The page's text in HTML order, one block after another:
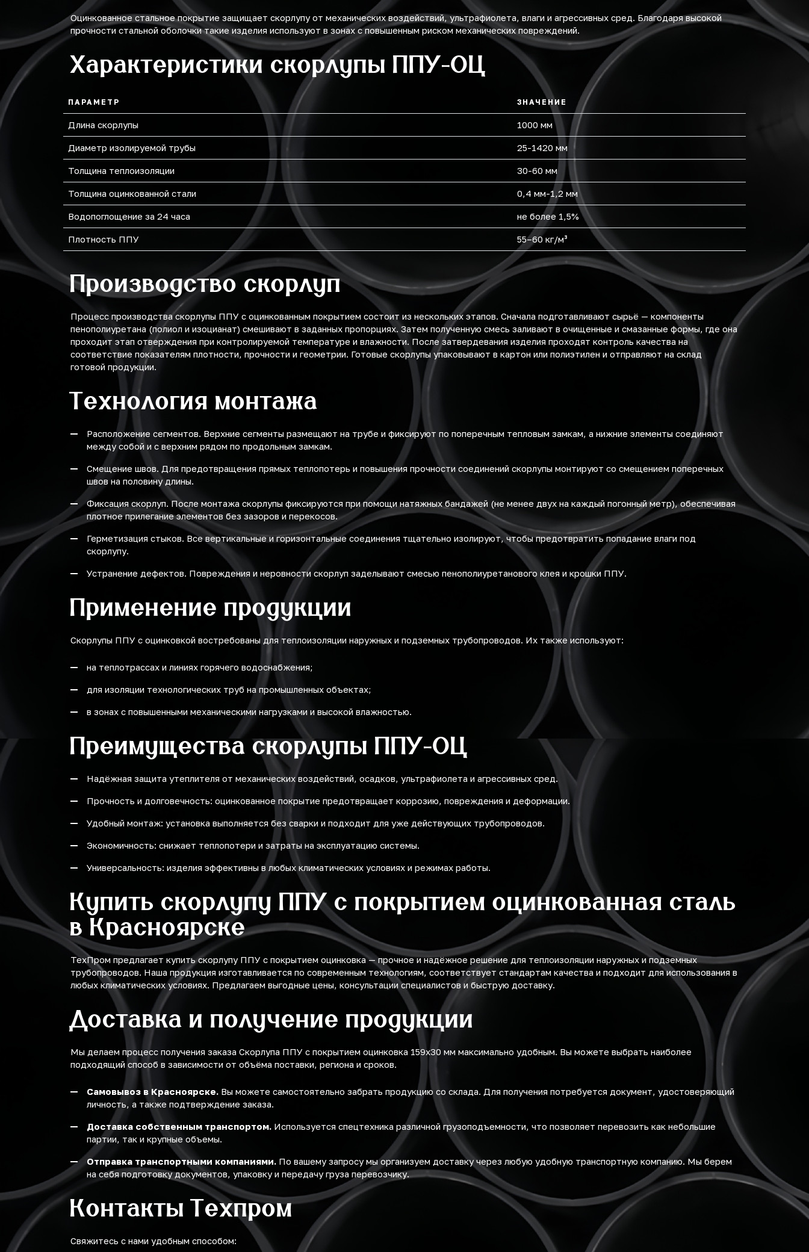
Оцинкованное стальное покрытие защищает скорлупу от механических воздействий, ультрафиолета, влаги и агрессивных сред. Благодаря высокой
прочности стальной оболочки такие изделия используют в зонах с повышенным риском механических повреждений.
Характеристики скорлупы ППУ-ОЦ
ПАРАМЕТР ЗНАЧЕНИЕ
Длина скорлупы 1000 мм
Диаметр изолируемой трубы 25-1420 мм
Толщина теплоизоляции 30-60 мм
Толщина оцинкованной стали 0,4 мм-1,2 мм
Водопоглощение за 24 часа не более 1,5%
Плотность ППУ 55–60 кг/м³
Производство скорлуп
Процесс производства скорлупы ППУ с оцинкованным покрытием состоит из нескольких этапов. Сначала подготавливают сырьё — компоненты
пенополиуретана (полиол и изоцианат) смешивают в заданных пропорциях. Затем полученную смесь заливают в очищенные и смазанные формы, где она
проходит этап отверждения при контролируемой температуре и влажности. После затвердевания изделия проходят контроль качества на
соответствие показателям плотности, прочности и геометрии. Готовые скорлупы упаковывают в картон или полиэтилен и отправляют на склад
готовой продукции.
Технология монтажа
Расположение сегментов. Верхние сегменты размещают на трубе и фиксируют по поперечным тепловым замкам, а нижние элементы соединяют
между собой и с верхним рядом по продольным замкам.
Смещение швов. Для предотвращения прямых теплопотерь и повышения прочности соединений скорлупы монтируют со смещением поперечных
швов на половину длины.
Фиксация скорлуп. После монтажа скорлупы фиксируются при помощи натяжных бандажей (не менее двух на каждый погонный метр), обеспечивая
плотное прилегание элементов без зазоров и перекосов.
Герметизация стыков. Все вертикальные и горизонтальные соединения тщательно изолируют, чтобы предотвратить попадание влаги под
скорлупу.
Устранение дефектов. Повреждения и неровности скорлуп заделывают смесью пенополиуретанового клея и крошки ППУ.
Применение продукции
Скорлупы ППУ с оцинковкой востребованы для теплоизоляции наружных и подземных трубопроводов. Их также используют:
на теплотрассах и линиях горячего водоснабжения;
для изоляции технологических труб на промышленных объектах;
в зонах с повышенными механическими нагрузками и высокой влажностью.
Преимущества скорлупы ППУ-ОЦ
Надёжная защита утеплителя от механических воздействий, осадков, ультрафиолета и агрессивных сред.
Прочность и долговечность: оцинкованное покрытие предотвращает коррозию, повреждения и деформации.
Удобный монтаж: установка выполняется без сварки и подходит для уже действующих трубопроводов.
Экономичность: снижает теплопотери и затраты на эксплуатацию системы.
Универсальность: изделия эффективны в любых климатических условиях и режимах работы.
Купить скорлупу ППУ с покрытием оцинкованная сталь
в Красноярске
ТехПром предлагает купить скорлупу ППУ с покрытием оцинковка — прочное и надёжное решение для теплоизоляции наружных и подземных
трубопроводов. Наша продукция изготавливается по современным технологиям, соответствует стандартам качества и подходит для использования в
любых климатических условиях. Предлагаем выгодные цены, консультации специалистов и быструю доставку.
Доставка и получение продукции
Мы делаем процесс получения заказа Скорлупа ППУ с покрытием оцинковка 159х30 мм максимально удобным. Вы можете выбрать наиболее
подходящий способ в зависимости от объёма поставки, региона и сроков.
Самовывоз в Красноярске. Вы можете самостоятельно забрать продукцию со склада. Для получения потребуется документ, удостоверяющий
личность, а также подтверждение заказа.
Доставка собственным транспортом. Используется спецтехника различной грузоподъемности, что позволяет перевозить как небольшие
партии, так и крупные объемы.
Отправка транспортными компаниями. По вашему запросу мы организуем доставку через любую удобную транспортную компанию. Мы берем
на себя подготовку документов, упаковку и передачу груза перевозчику.
Контакты Техпром
Свяжитесь с нами удобным способом: